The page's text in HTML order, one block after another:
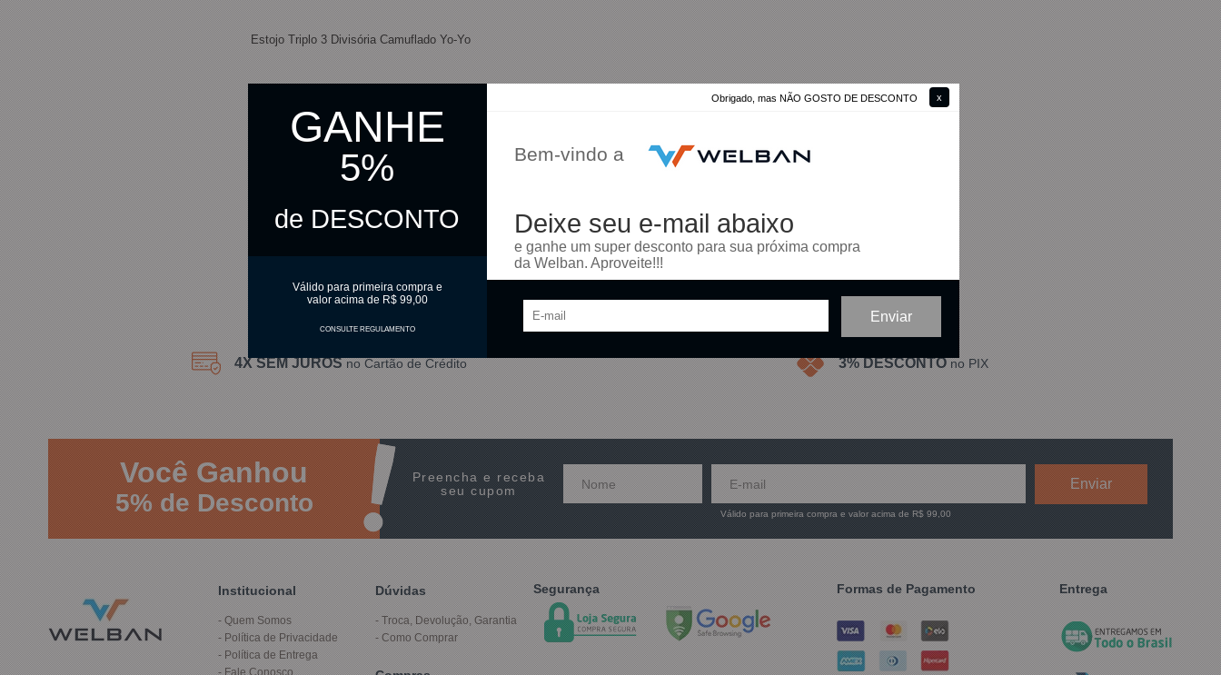
Obrigado, mas NÃO GOSTO DE DESCONTO
GANHE
5%
de DESCONTO
Válido para primeira compra e
valor acima de R$ 99,00
CONSULTE REGULAMENTO
Bem-vindo a
Deixe seu e-mail abaixo
e ganhe um super desconto para sua próxima compra
da Welban. Aproveite!!!
Estojo Triplo 3 Divisória Camuflado Yo-Yo
R$ 51,00
no pix
4X SEM JUROS no Cartão de Crédito 3% DESCONTO no PIX
VocêGanhou
5%de Desconto
Preencha e receba
seu cupom
Válido para primeira compra e valor acima de R$ 99,00
Institucional
Quem Somos
Política de Privacidade
Política de Entrega
Fale Conosco
Dúvidas
Troca, Devolução, Garantia
Como Comprar
Segurança Formas de Pagamento Entrega